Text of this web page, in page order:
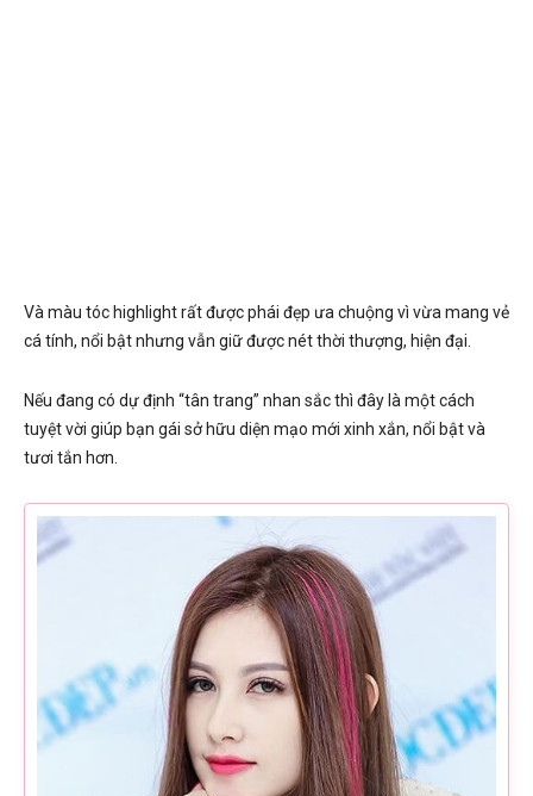
Và màu tóc highlight rất được phái đẹp ưa chuộng vì vừa mang vẻ
cá tính, nổi bật nhưng vẫn giữ được nét thời thượng, hiện đại.
Nếu đang có dự định “tân trang” nhan sắc thì đây là một cách
tuyệt vời giúp bạn gái sở hữu diện mạo mới xinh xắn, nổi bật và
tươi tắn hơn.